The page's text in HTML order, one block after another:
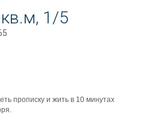
1/5
прописку и жить в 10 минутах